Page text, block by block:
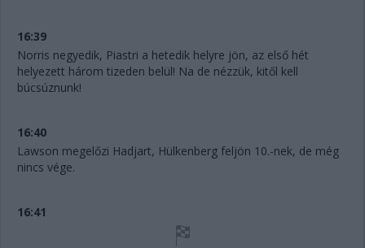
16:39
Norris negyedik, Piastri a hetedik helyre jön, az első hét
helyezett három tizeden belül! Na de nézzük, kitől kell
búcsúznunk!
16:40
Lawson megelőzi Hadjart, Hülkenberg feljön 10.-nek, de még
nincs vége.
16:41